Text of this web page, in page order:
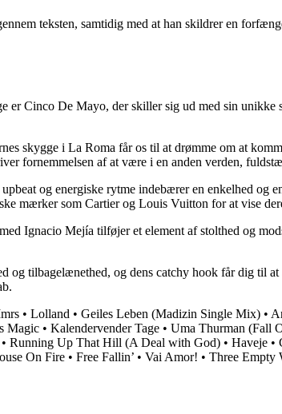
teksten, samtidig med at han skildrer en
er Cinco De Mayo, der skiller sig ud med sin
skygge i La Roma får os til at drømme om at
fornemmelsen af at være i en anden verden,
og energiske rytme indebærer en enkelhed og
mærker som Cartier og Louis Vuitton for at vise
Ignacio Mejía tilføjer et element af stolthed og
tilbagelænethed, og dens catchy hook får dig til at
• Lolland • Geiles Leben (Madizin Single Mix) •
Magic • Kalendervender Tage • Uma Thurman (Fall
• Running Up That Hill (A Deal with God) • Haveje •
On Fire • Free Fallin’ • Vai Amor! • Three Empty